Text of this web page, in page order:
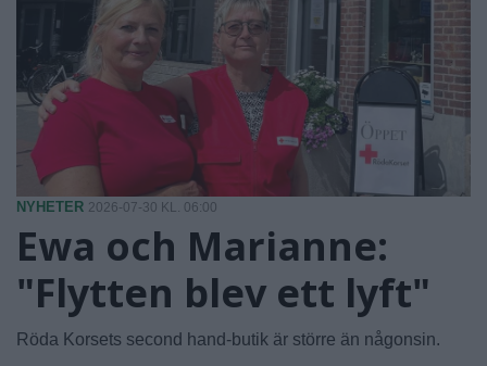
NYHETER 2026-07-30 KL. 06:00
Ewa och Marianne:
"Flytten blev ett lyft"
Röda Korsets second hand-butik är större än någonsin.